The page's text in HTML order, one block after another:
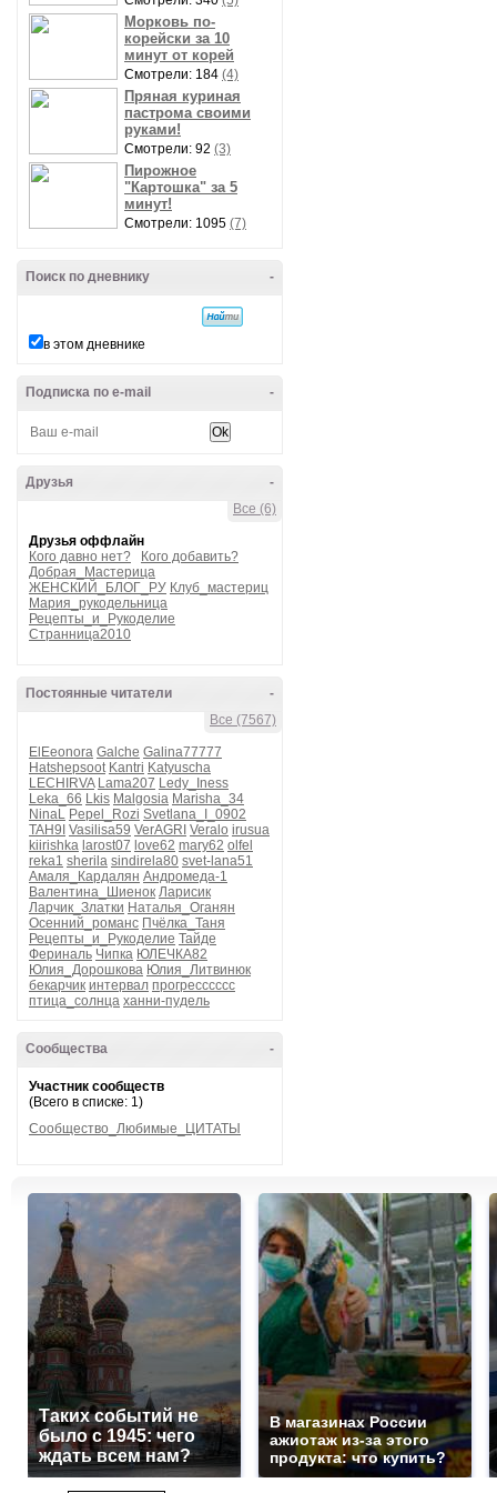
Морковь по-
корейски за 10
минут от корей
Смотрели: 184 (4)
Пряная куриная
пастрома своими
руками!
Смотрели: 92 (3)
Пирожное
"Картошка" за 5
минут!
Смотрели: 1095 (7)
-
Поиск по дневнику
в этом дневнике
-
Подписка по e-mail
-
Друзья
Все (6)
Друзья оффлайн
Кого давно нет?
Кого добавить?
Добрая_Мастерица
ЖЕНСКИЙ_БЛОГ_РУ Клуб_мастериц
Мария_рукодельница
Рецепты_и_Рукоделие
Странница2010
-
Постоянные читатели
Все (7567)
ElEeonora Galche Galina77777
Hatshepsoot Kantri Katyuscha
LECHIRVA Lama207 Ledy_Iness
Leka_66 Lkis Malgosia Marisha_34
NinaL Pepel_Rozi Svetlana_I_0902
TAH9I Vasilisa59 VerAGRI Veralo irusua
kiirishka larost07 love62 mary62 olfel
reka1 sherila sindirela80 svet-lana51
Амаля_Кардалян Андромеда-1
Валентина_Шиенок Ларисик
Ларчик_Златки Наталья_Оганян
Осенний_романс Пчёлка_Таня
Рецепты_и_Рукоделие Тайде
Фериналь Чипка ЮЛЕЧКА82
Юлия_Дорошкова Юлия_Литвинюк
бекарчик интервал прогресссссс
птица_солнца ханни-пудель
-
Сообщества
Участник сообществ
(Всего в списке: 1)
Сообщество_Любимые_ЦИТАТЫ
Таких событий не
было с 1945: чего
ждать всем нам?
В магазинах России
ажиотаж из-за этого
продукта: что купить?